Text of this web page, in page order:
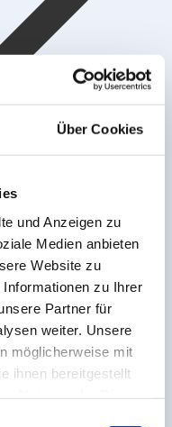
Über Cookies
und Anzeigen zu
Medien anbieten
Website zu
zu Ihrer
Partner für
weiter. Unsere
möglicherweise mit
ihnen bereitgestellt